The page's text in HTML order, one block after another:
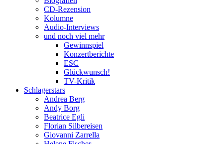
CD-Rezension
Kolumne
Audio-Interviews
und noch viel mehr
Gewinnspiel
Konzertberichte
ESC
Glückwunsch!
TV-Kritik
Schlagerstars
Andrea Berg
Andy Borg
Beatrice Egli
Florian Silbereisen
Giovanni Zarrella